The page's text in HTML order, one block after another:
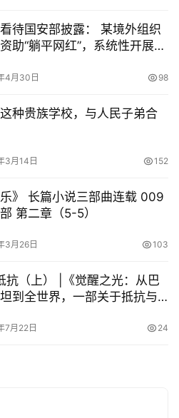
待国安部披露： 某境外组织
助“躺平网红”，系统性开展
4月30日 98
种贵族学校，与人民子弟合
3月14日 152
乐》 长篇小说三部曲连载 009
第二章（5-5）
3月26日 103
抗（上） |《觉醒之光：从巴
到全世界，一部关于抵抗与
7月22日 24